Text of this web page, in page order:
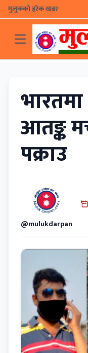
मुलुकको हरेक खबर
आतङ्क
पक्राउ
@mulukdarpan